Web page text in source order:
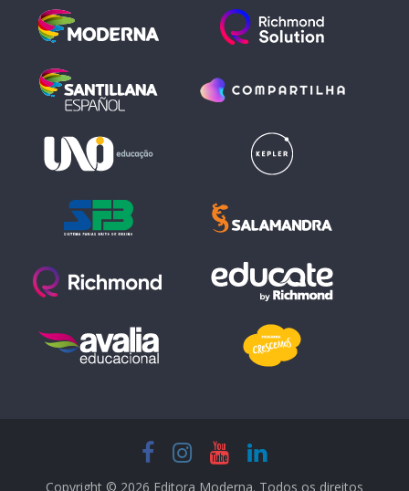
Copyright © 2026 Editora Moderna. Todos os direitos